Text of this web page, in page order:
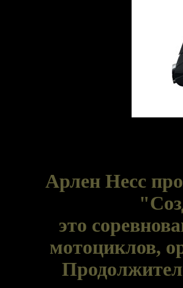
Арлен Несс
это
мотоциклов,